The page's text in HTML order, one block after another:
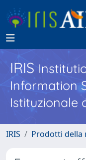
IRIS
Information
Istituzionale
IRIS Prodotti della